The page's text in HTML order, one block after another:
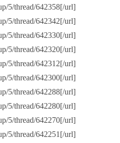
5/thread/642358[/url]
5/thread/642342[/url]
5/thread/642330[/url]
5/thread/642320[/url]
5/thread/642312[/url]
5/thread/642300[/url]
5/thread/642288[/url]
5/thread/642280[/url]
5/thread/642270[/url]
5/thread/642251[/url]